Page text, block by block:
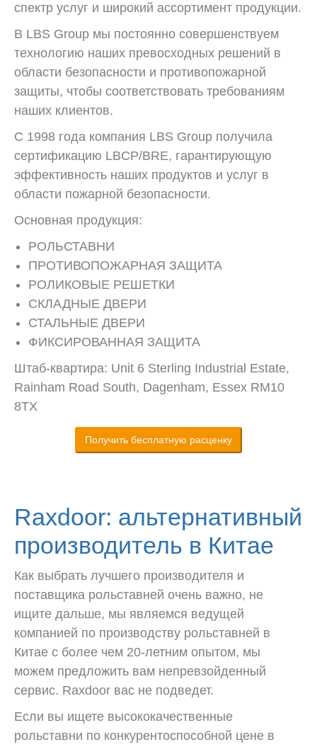
спектр услуг и широкий ассортимент продукции.
В LBS Group мы постоянно совершенствуем
технологию наших превосходных решений в
области безопасности и противопожарной
защиты, чтобы соответствовать требованиям
наших клиентов.
С 1998 года компания LBS Group получила
сертификацию LBCP/BRE, гарантирующую
эффективность наших продуктов и услуг в
области пожарной безопасности.
Основная продукция:
РОЛЬСТАВНИ
ПРОТИВОПОЖАРНАЯ ЗАЩИТА
РОЛИКОВЫЕ РЕШЕТКИ
СКЛАДНЫЕ ДВЕРИ
СТАЛЬНЫЕ ДВЕРИ
ФИКСИРОВАННАЯ ЗАЩИТА
Штаб-квартира: Unit 6 Sterling Industrial Estate,
Rainham Road South, Dagenham, Essex RM10
8TX
Получить бесплатную расценку
Raxdoor: альтернативный
производитель в Китае
Как выбрать лучшего производителя и
поставщика рольставней очень важно, не
ищите дальше, мы являемся ведущей
компанией по производству рольставней в
Китае с более чем 20-летним опытом, мы
можем предложить вам непревзойденный
сервис. Raxdoor вас не подведет.
Если вы ищете высококачественные
рольставни по конкурентоспособной цене в